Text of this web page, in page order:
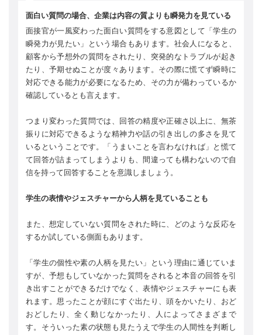
面白い質問の場合、企業は内容の質よりも瞬発力を見ている
面接官が一風変わった面白い質問をする意図として「学生の
瞬発力が見たい」という場合もあります。社会人になると、
顧客から予想外の質問をされたり、突発的なトラブルが起き
たり、予期せぬことが度々あります。その際に慌てず瞬時に
対応できる能力が必要になるため、その力が備わっているか
確認しているとも言えます。
つまり変わった質問では、回答の精度や正確さ以上に、無茶
振りに対応できるような精神力や話の引き出しの多さを見て
いるということです。「うまいことを言わなければ」と慌て
て回答が詰まってしまうよりも、間違っても構わないので自
信を持って回答することを意識しましょう。
学生の表情やジェスチャーから人柄を見ていることも
また、想定していない質問をされた時に、どのような反応を
するか試している側面もあります。
「学生の個性や素の人柄を見たい」という理由に通じていま
すが、予想もしていなかった質問をされると本音の回答を引
き出すことができるだけでなく、表情やジェスチャーにも表
れます。思ったことが顔にすぐ出たり、頭をかいたり、おど
おどしたり、全く動じなかったり、人によってさまざまで
す。そういった素の状態も見たうえで学生の人間性を判断し